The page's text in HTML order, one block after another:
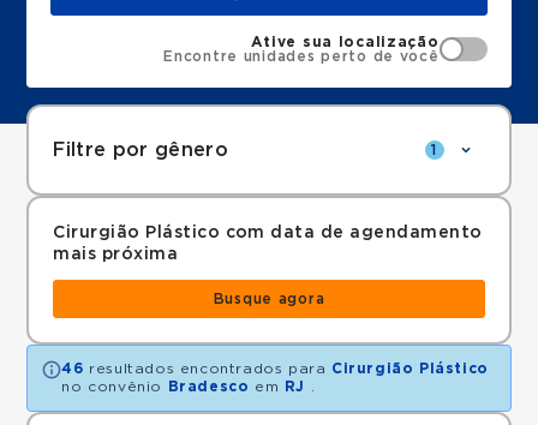
Ative sua localização
Encontre unidades perto de você
Filtre por gênero 1
Cirurgião Plástico com data de agendamento
mais próxima
Busque agora
46 resultados encontrados para Cirurgião Plástico
no convênio
Bradesco em RJ